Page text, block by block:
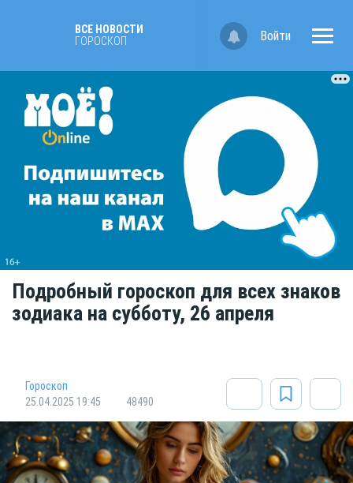
ВСЕ НОВОСТИ
ГОРОСКОП
Войти
Подробный гороскоп для всех знаков
зодиака на субботу, 26 апреля
Гороскоп
25.04.2025 19:45
48490